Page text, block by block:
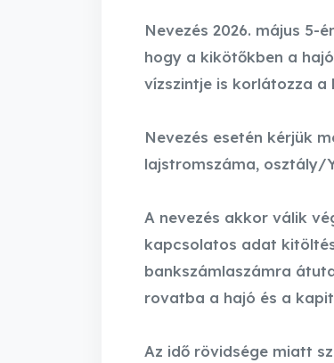
Nevezés 2026. május 5-
hogy a kikötőkben a
vízszintje is korlátozza a
Nevezés esetén kérjük
lajstromszáma, osztály/
A nevezés akkor válik
kapcsolatos adat
bankszámlaszámra
rovatba a hajó és a
Az idő rövidsége miatt